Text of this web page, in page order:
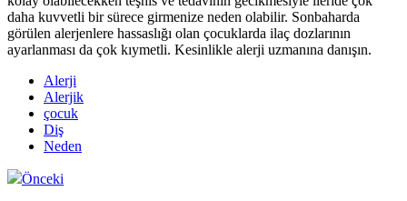
daha kuvvetli bir sürece girmenize neden olabilir. Sonbaharda
görülen alerjenlere hassaslığı olan çocuklarda ilaç dozlarının
ayarlanması da çok kıymetli. Kesinlikle alerji uzmanına danışın.
Alerji
Alerjik
çocuk
Diş
Neden
Önceki